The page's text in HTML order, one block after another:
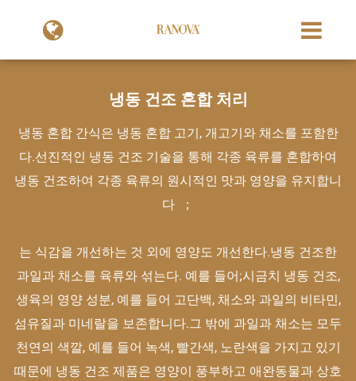
냉동 건조 혼합 처리
냉동 혼합 간식은 냉동 혼합 고기, 개고기와 채소를 포함한
다.선진적인 냉동 건조 기술을 통해 각종 육류를 혼합하여
냉동 건조하여 각종 육류의 원시적인 맛과 영양을 유지합니
다 ；
는 식감을 개선하는 것 외에 영양도 개선한다.냉동 건조한
과일과 채소를 육류와 섞는다. 예를 들어;시금치 냉동 건조,
생육의 영양 성분, 예를 들어 고단백, 채소와 과일의 비타민,
섬유질과 미네랄을 보존합니다.그 밖에 과일과 채소는 모두
천연의 색깔, 예를 들어 녹색, 빨간색, 노란색을 가지고 있기
때문에 냉동 건조 제품은 영양이 풍부하고 애완동물과 상호